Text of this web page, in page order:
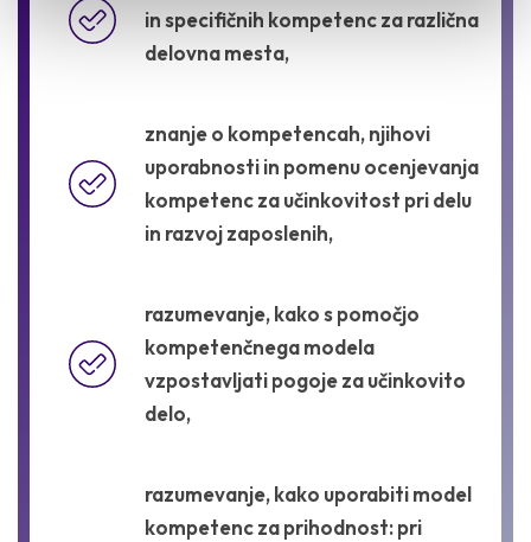
in specifičnih kompetenc za različna
delovna mesta,
znanje o kompetencah, njihovi
uporabnosti in pomenu ocenjevanja
kompetenc za učinkovitost pri delu
in razvoj zaposlenih,
razumevanje, kako s pomočjo
kompetenčnega modela
vzpostavljati pogoje za učinkovito
delo,
razumevanje, kako uporabiti model
kompetenc za prihodnost: pri